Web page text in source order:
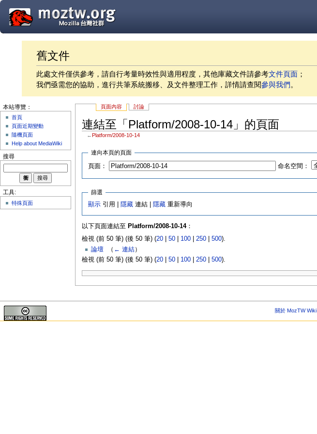
舊文件
此處文件僅供參考，請自行考量時效性與適用程度，其他庫藏文件請參考文件頁面 ；
我們亟需您的協助，進行共筆系統搬移、及文件整理工作，詳情請查閱參與我們。
頁面內容 討論
連結至「Platform/2008-10-14」的頁面
← Platform/2008-10-14
連向本頁的頁面
頁面： 命名空間：
篩選
顯示 引用 | 隱藏 連結 | 隱藏 重新導向
以下頁面連結至 Platform/2008-10-14：
檢視 (前 50 筆) (後 50 筆) (20| 50| 100| 250| 500).
論壇
（ ← 連結）
檢視 (前 50 筆) (後 50 筆) (20| 50| 100| 250| 500).
本站導覽：
首頁
頁面近期變動
隨機頁面
Help about MediaWiki
搜尋
工具:
特殊頁面
關於 MozTW Wiki